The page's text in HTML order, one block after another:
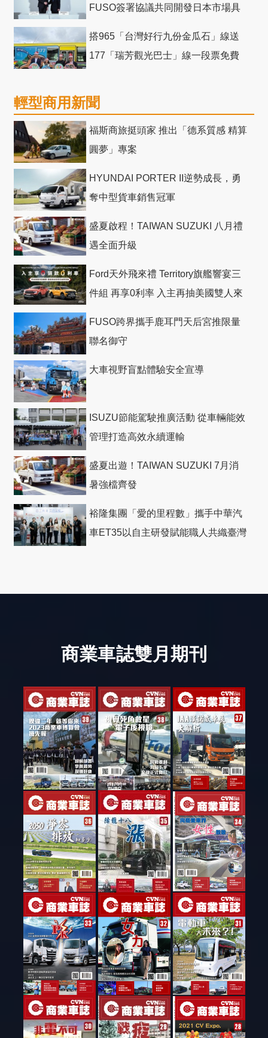
FUSO簽署協議共同開發日本市場具
搭965「台灣好行九份金瓜石」線送
177「瑞芳觀光巴士」線一段票免費
輕型商用新聞
福斯商旅挺頭家 推出「德系質感 精算
圓夢」專案
HYUNDAI PORTER II逆勢成長，勇
奪中型貨車銷售冠軍
盛夏啟程！TAIWAN SUZUKI 八月禮
遇全面升級
Ford天外飛來禮 Territory旗艦響宴三
件組 再享0利率 入主再抽美國雙人來
FUSO跨界攜手鹿耳門天后宮推限量
聯名御守
大車視野盲點體驗安全宣導
ISUZU節能駕駛推廣活動 從車輛能效
管理打造高效永續運輸
盛夏出遊！TAIWAN SUZUKI 7月消
暑強檔齊發
裕隆集團「愛的里程數」攜手中華汽
車ET35以自主研發賦能職人共織臺灣
商業車誌雙月期刊